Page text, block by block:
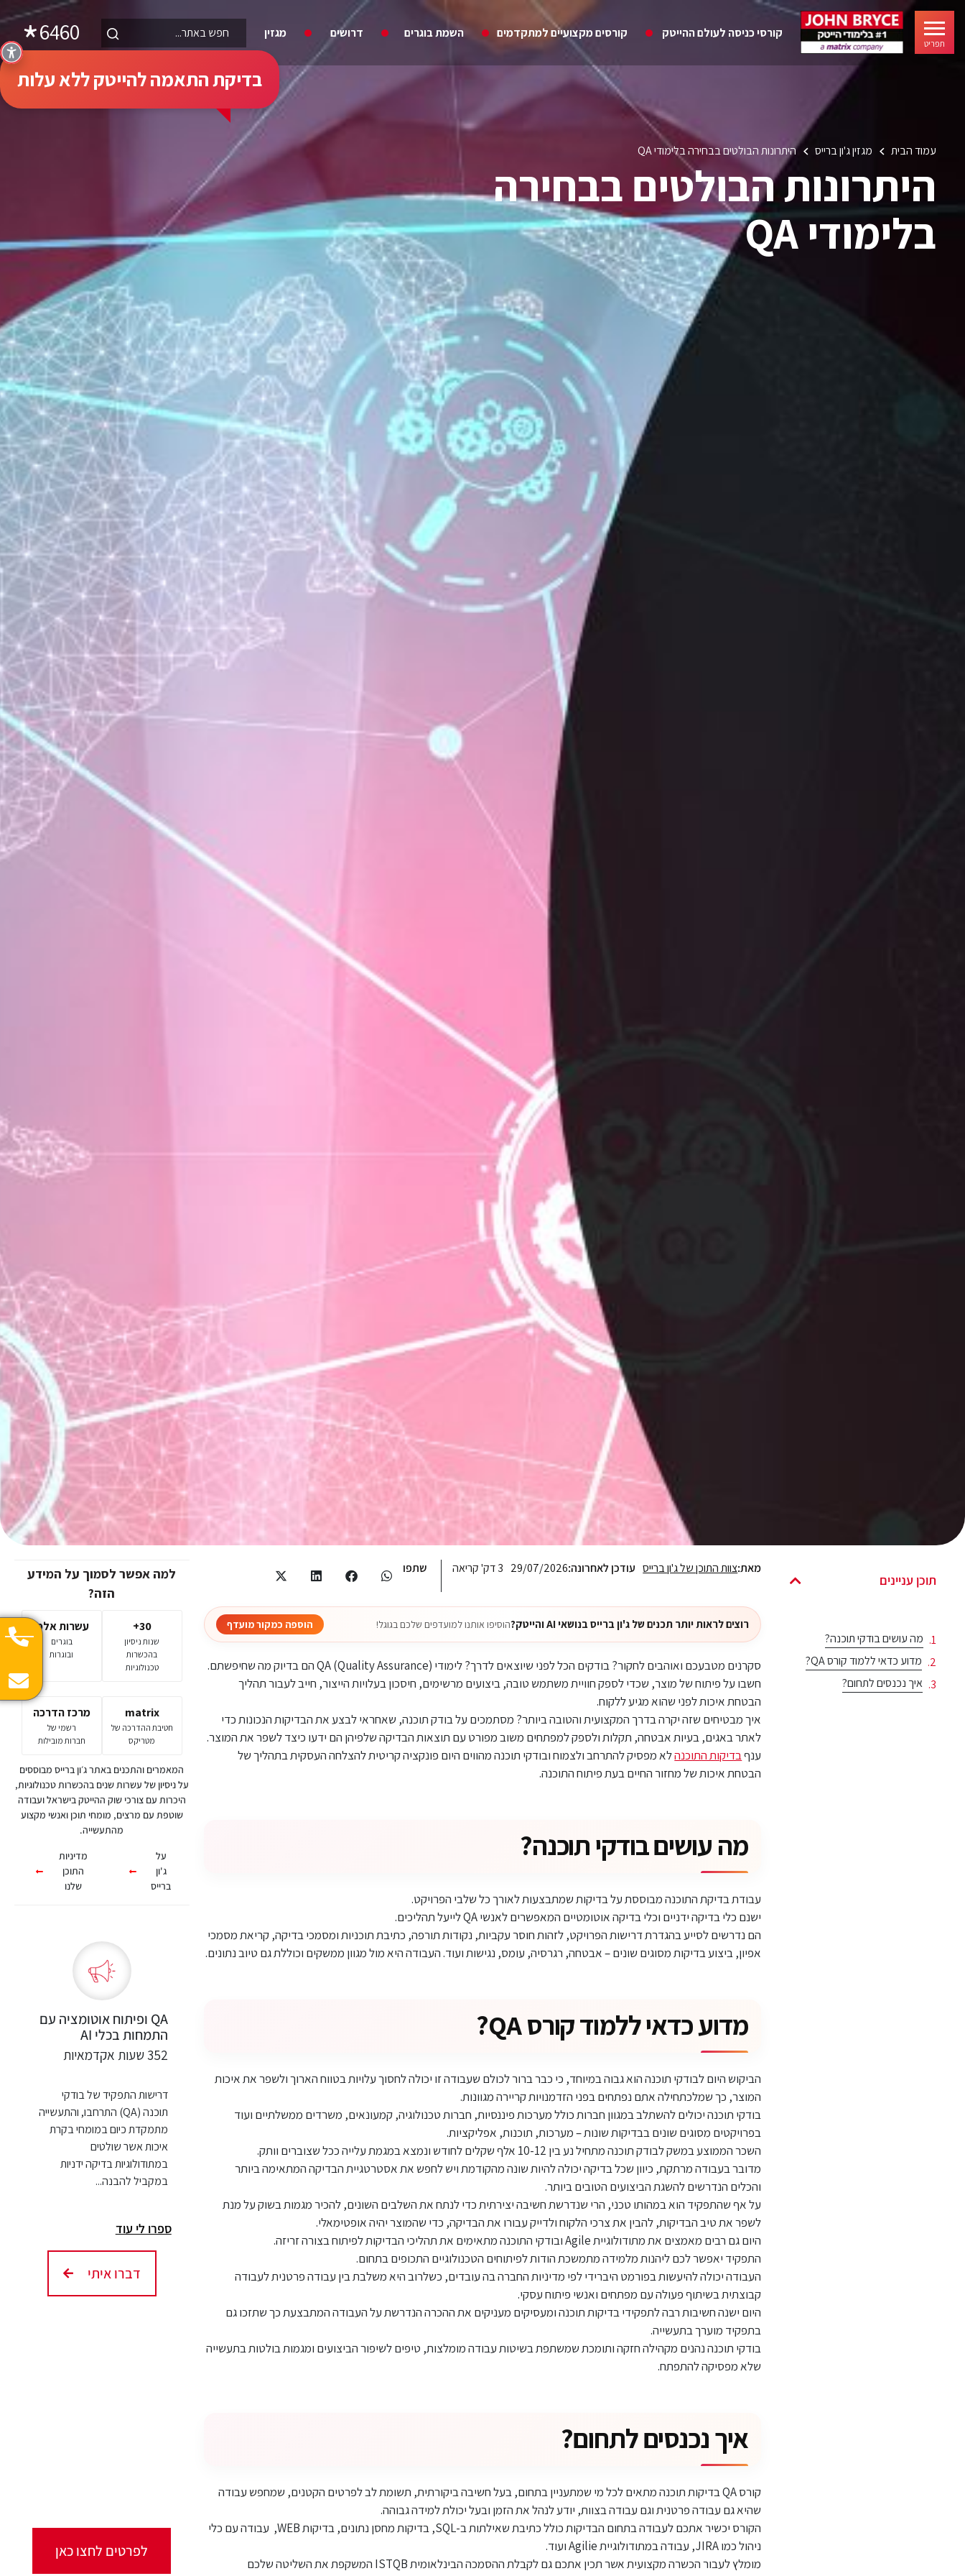
תפריט
קורסי כניסה לעולם ההייטק קורסים מקצועיים למתקדמים השמת בוגרים דרושים מגזין 6460
בדיקת התאמה להייטק ללא עלות
עמוד הבית מגזין ג'ון ברייס היתרונות הבולטים בבחירה בלימודי QA
היתרונות הבולטים בבחירה
בלימודי QA
תוכן עניינים
מה עושים בודקי תוכנה?
מדוע כדאי ללמוד קורס QA?
איך נכנסים לתחום?
מאת:צוות התוכן של ג'ון ברייס עודכן לאחרונה:29/07/2026 3 דק' קריאה שתפו
רוצים לראות יותר תכנים של ג'ון ברייס בנושאי AI והייטק? הוסיפו אותנו למועדפים שלכם בגוגל! הוספה כמקור מועדף
סקרנים מטבעכם ואוהבים לחקור? בודקים הכל לפני שיוצאים לדרך? לימודי QA (Quality Assurance) הם בדיוק מה שחיפשתם.
חשבו על פיתוח של מוצר, שכדי לספק חוויית משתמש טובה, ביצועים מרשימים, חיסכון בעלויות הייצור, חייב לעבור תהליך
הבטחת איכות לפני שהוא מגיע ללקוח.
איך מבטיחים שזה יקרה בדרך המקצועית והטובה ביותר? מסתמכים על בודק תוכנה, שאחראי לבצע את הבדיקות הנכונות כדי
לאתר באגים, בעיות אבטחה, תקלות ולספק למפתחים משוב מפורט עם תוצאות הבדיקה שלפיהן הם ידעו כיצד לשפר את המוצר.
ענףבדיקות התוכנהלא מפסיק להתרחב ולצמוח ובודקי תוכנה מהווים היום פונקציה קריטית להצלחה העסקית בתהליך של
הבטחת איכות של מחזור החיים בעת פיתוח התוכנה.
מה עושים בודקי תוכנה?
עבודת בדיקת התוכנה מבוססת על בדיקות שמתבצעות לאורך כל שלבי הפרויקט.
ישנם כלי בדיקה ידניים וכלי בדיקה אוטומטיים המאפשרים לאנשי QA לייעל תהליכים.
הם נדרשים לסייע בהגדרת דרישות הפרויקט, לזהות חוסר עקביות, נקודות תורפה, כתיבת תוכניות ומסמכי בדיקה, קריאת מסמכי
אפיון, ביצוע בדיקות מסוגים שונים – אבטחה, רגרסיה, עומס, נגישות ועוד. העבודה היא מול מגוון ממשקים וכוללת גם טיוב נתונים.
מדוע כדאי ללמוד קורס QA?
הביקוש היום לבודקי תוכנה הוא גבוה במיוחד, כי כבר ברור לכולם שעבודה זו יכולה לחסוך עלויות בטווח הארוך ולשפר את איכות
המוצר, כך שמלכתחילה אתם נפתחים בפני הזדמנויות קריירה מגוונות.
בודקי תוכנה יכולים להשתלב במגוון חברות כולל מערכות פיננסיות, חברות טכנולוגיה, קמעונאים, משרדים ממשלתיים ועוד
בפרויקטים מסוגים שונים בבדיקות שונות – מערכות, תוכנות, אפליקציות.
השכר הממוצע במשק לבודק תוכנה מתחיל נע בין 10-12 אלף שקלים לחודש ונמצא במגמת עלייה ככל שצוברים וותק.
מדובר בעבודה מרתקת, כיוון שכל בדיקה יכולה להיות שונה מהקודמת ויש לחפש את אסטרטגיית הבדיקה המתאימה ביותר
והכלים הנדרשים להשגת הביצועים הטובים ביותר.
על אף שהתפקיד הוא במהותו טכני, הרי שנדרשת חשיבה יצירתית כדי לנתח את השלבים השונים, להכיר מגמות בשוק על מנת
לשפר את טיב הבדיקות, להבין את צרכי הלקוח ולדייק עבורו את הבדיקה, כדי שהמוצר יהיה אופטימאלי.
היום גם רבים מאמצים את מתודולוגיית Agile ובודקי התוכנה מתאימים את תהליכי הבדיקות לפיתוח בצורה זריזה.
התפקיד יאפשר לכם ליהנות מלמידה מתמשכת הודות לפיתוחים הטכנולוגיים התכופים בתחום.
העבודה יכולה להיעשות בפורמט היברידי לפי מדיניות החברה בה עובדים, כשלרוב היא משלבת בין עבודה פרטנית לעבודה
קבוצתית בשיתוף פעולה עם מפתחים ואנשי פיתוח עסקי.
היום ישנה חשיבות רבה לתפקידי בדיקות תוכנה ומעסיקים מעניקים את ההכרה הנדרשת על העבודה המתבצעת כך שתזכו גם
בתפקיד מוערך בתעשייה.
בודקי תוכנה נהנים מקהילה חזקה ותומכת שמשתפת בשיטות עבודה מומלצות, טיפים לשיפור הביצועים ומגמות בולטות בתעשייה
שלא מפסיקה להתפתח.
איך נכנסים לתחום?
קורס QA בדיקות תוכנה מתאים לכל מי שמתעניין בתחום, בעל חשיבה ביקורתית, תשומת לב לפרטים הקטנים, שמחפש עבודה
שהיא גם עבודה פרטנית וגם עבודה בצוות, יודע לנהל את הזמן ובעל יכולת למידה גבוהה.
הקורס יכשיר אתכם לעבודה בתחום הבדיקות כולל כתיבת שאילתות ב-SQL, בדיקות מחסן נתונים, בדיקות WEB, עבודה עם כלי
ניהול כמו JIRA, עבודה במתודולוגיית Agilie ועוד.
מומלץ לעבור הכשרה מקצועית אשר תכין אתכם גם לקבלת ההסמכה הבינלאומית ISTQB המשקפת את השליטה שלכם
למה אפשר לסמוך על המידע
הזה?
30+
שנות ניסיון
בהכשרות
טכנולוגיות
עשרות אלפי
בוגרים
ובוגרות
matrix
חטיבת ההדרכה של
מטריקס
מרכז הדרכה
רשמי של
חברות מובילות
המאמרים והתכנים באתר ג׳ון ברייס מבוססים
על ניסיון של עשרות שנים בהכשרות טכנולוגיות,
היכרות עם צורכי שוק ההייטק בישראל ועבודה
שוטפת עם מרצים, מומחי תוכן ואנשי מקצוע
מהתעשייה.
על
ג'ון
ברייס
מדיניות
התוכן
שלנו
QA ופיתוח אוטומציה עם
התמחות בכלי AI
352 שעות אקדמאיות
דרישות התפקיד של בודקי
תוכנה (QA) התרחבו, והתעשייה
מתמקדת כיום במומחי בקרת
איכות אשר שולטים
במתודולוגיות בדיקה ידניות
במקביל להבנה...
ספרו לי עוד
דברו איתי
לפרטים לחצו כאן